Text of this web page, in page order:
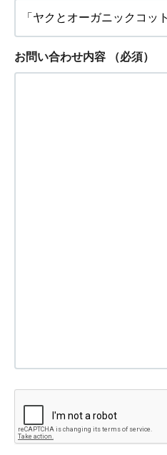
お問い合わせ内容 （必須）